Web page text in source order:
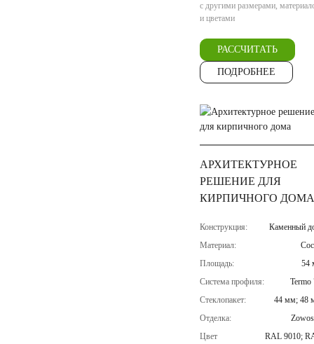
с другими размерами,
и цветами
РАССЧИТАТЬ
ПОДРОБНЕЕ
АРХИТЕКТУРНОЕ
РЕШЕНИЕ ДЛЯ
КИРПИЧНОГО ДОМА
Конструкция:
Каменный
Материал:
Площадь:
54
Система профиля:
Termo
Стеклопакет:
44 мм; 48
Отделка:
Цвет
RAL 9010;